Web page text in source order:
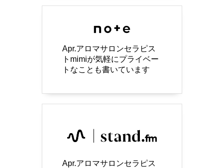
Apr.アロマサロンセラピス
トmimiが気軽にプライベー
トなことも書いています
Apr.アロマサロンセラピス